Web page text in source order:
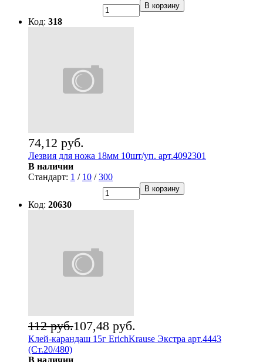
В корзину
Код: 318
74,12 руб.
Лезвия для ножа 18мм 10шт/уп. арт.4092301
В наличии
Стандарт: 1 / 10 /300
В корзину
Код: 20630
107,48 руб.
112 руб.
Клей-карандаш 15г ErichKrause Экстра арт.4443
(Ст.20/480)